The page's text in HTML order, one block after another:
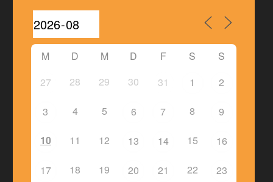
M D M D F S
S
27
28 29 30 31 1 2
3 4 5 6 7 8 9
10 11 12 13 14 15 16
17 18 19 20 21 22 23